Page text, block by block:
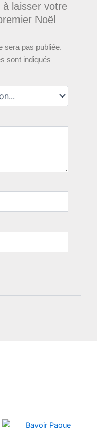
à laisser votre
Noël
sera pas publiée.
sont indiqués